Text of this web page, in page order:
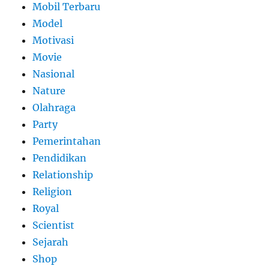
Mobil Terbaru
Model
Motivasi
Movie
Nasional
Nature
Olahraga
Party
Pemerintahan
Pendidikan
Relationship
Religion
Royal
Scientist
Sejarah
Shop